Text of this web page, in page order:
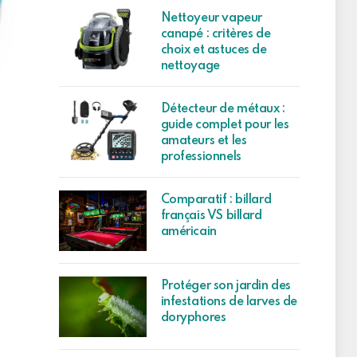
Nettoyeur vapeur
canapé : critères de
choix et astuces de
nettoyage
Détecteur de métaux :
guide complet pour les
amateurs et les
professionnels
Comparatif : billard
français VS billard
américain
Protéger son jardin des
infestations de larves de
doryphores